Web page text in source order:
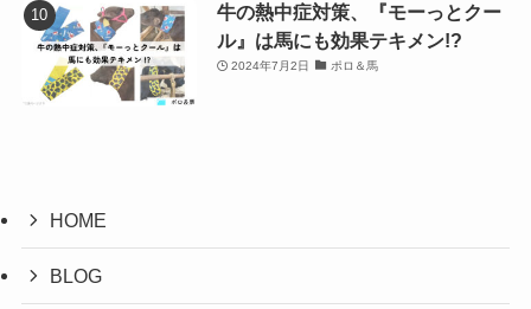
牛の熱中症対策、『モーっとクー
ル』は馬にも効果テキメン!?
2024年7月2日 ポロ＆馬
HOME
BLOG